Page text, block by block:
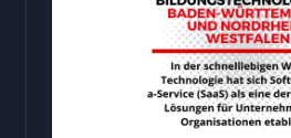
Bildungstechnologie